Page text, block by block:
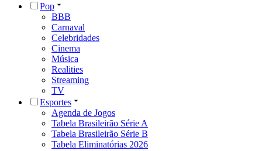
Pop
BBB
Carnaval
Celebridades
Cinema
Música
Realities
Streaming
TV
Esportes
Agenda de Jogos
Tabela Brasileirão Série A
Tabela Brasileirão Série B
Tabela Eliminatórias 2026